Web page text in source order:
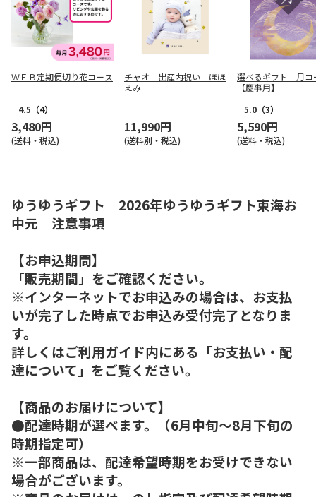
ＷＥＢ定期便切り花コース
4.5 （4）
3,480円
(送料・税込)
チャオ 出産内祝い ほほ
えみ
11,990円
(送料別・税込)
選べるギフト 月コ
【慶事用】
5.0 （3）
5,590円
(送料・税込)
ゆうゆうギフト 2026年ゆうゆうギフト東海お
中元 注意事項
【お申込期間】
「販売期間」をご確認ください。
※インターネットでお申込みの場合は、お支払
いが完了した時点でお申込み受付完了となりま
す。
詳しくはご利用ガイド内にある「お支払い・配
達について」をご覧ください。
【商品のお届けについて】
●配達時期が選べます。（6月中旬～8月下旬の
時期指定可）
※一部商品は、配達希望時期をお受けできない
場合がございます。